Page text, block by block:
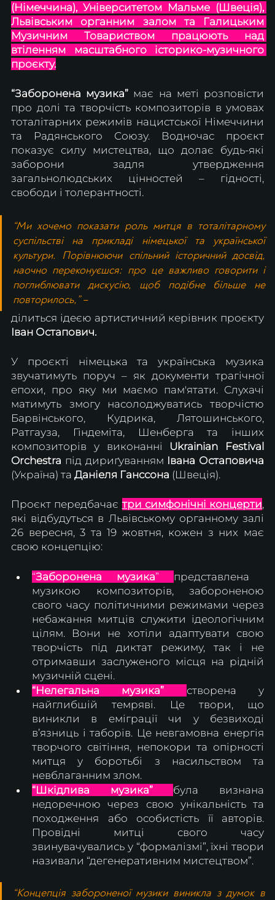
(Німеччина), Університетом Мальме (Швеція),
Львівським органним залом та Галицьким
Музичним Товариством працюють над
втіленням масштабного історико-музичного
проєкту.
“Заборонена музика” має на меті розповісти
про долі та творчість композиторів в умовах
тоталітарних режимів нацистської Німеччини
та Радянського Союзу. Водночас проєкт
показує силу мистецтва, що долає будь-які
заборони задля утвердження
загальнолюдських цінностей – гідності,
свободи і толерантності.
“Ми хочемо показати роль митця в тоталітарному
суспільстві на прикладі німецької та української
культури. Порівнюючи спільний історичний досвід,
наочно переконуєшся: про це важливо говорити і
поглиблювати дискусію, щоб подібне більше не
повторилось,” –
ділиться ідеєю артистичний керівник проєкту
Іван Остапович.
У проєкті німецька та українська музика
звучатимуть поруч – як документи трагічної
епохи, про яку ми маємо пам'ятати. Слухачі
матимуть змогу насолоджуватись творчістю
Барвінського, Кудрика, Лятошинського,
Ратгауза, Гіндеміта, Шенберга та інших
композиторів у виконанні Ukrainian Festival
Orchestra під дириґуванням Івана Остаповича
(Україна) та Даніеля Ганссона (Швеція).
Проєкт передбачає три симфонічні концерти,
які відбудуться в Львівському органному залі
26 вересня, 3 та 19 жовтня, кожен з них має
свою концепцію:
“Заборонена музика” представлена ​​
музикою композиторів, забороненою
свого часу політичними режимами через
небажання митців служити ідеологічним
цілям. Вони не хотіли адаптувати свою
творчість під диктат режиму, так і не
отримавши заслуженого місця на рідній
музичній сцені.
“Нелегальна музика”
створена у
найглибшій темряві. Це твори, що
виникли в еміграції чи у безвиході
в’язниць і таборів. Це невгамовна енергія
творчого світіння, непокори та опірності
митця у боротьбі з насильством та
невблаганним злом.
“Шкідлива музика”
була визнана
недоречною через свою унікальність та
походження або особистість її авторів.
Провідні митці свого часу
звинувачувались у “формалізмі”, їхні твори
називали “дегенеративним мистецтвом”.
“Концепція забороненої музики виникла з думок в